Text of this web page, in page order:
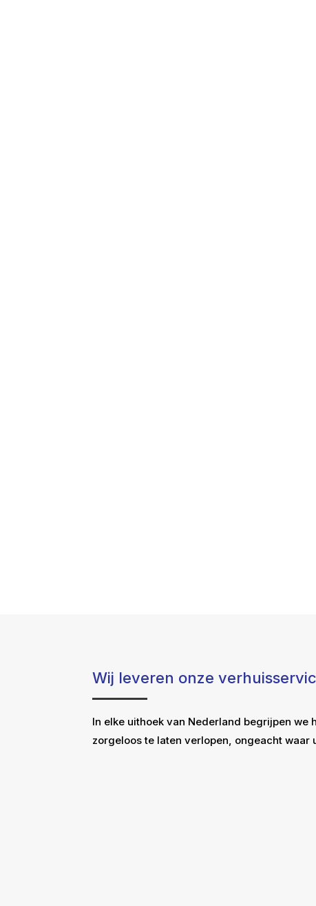
Wij leveren onze
In elke uithoek van Nederland begrijpen we
zorgeloos te laten verlopen, ongeacht waar